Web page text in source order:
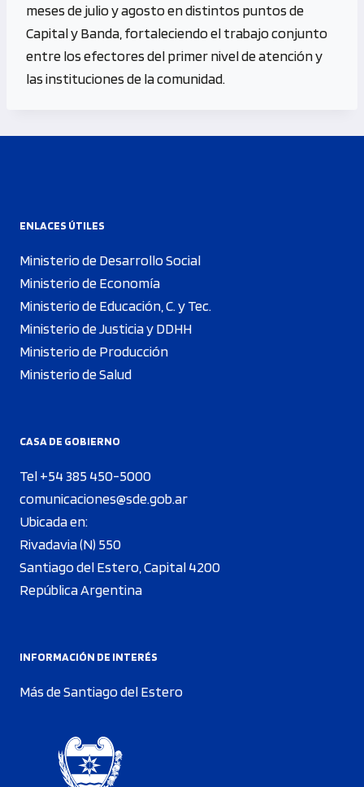
meses de julio y agosto en distintos puntos de
Capital y Banda, fortaleciendo el trabajo conjunto
entre los efectores del primer nivel de atención y
las instituciones de la comunidad.
ENLACES ÚTILES
Ministerio de Desarrollo Social
Ministerio de Economía
Ministerio de Educación, C. y Tec.
Ministerio de Justicia y DDHH
Ministerio de Producción
Ministerio de Salud
CASA DE GOBIERNO
Tel +54 385 450-5000
comunicaciones@sde.gob.ar
Ubicada en:
Rivadavia (N) 550
Santiago del Estero, Capital 4200
República Argentina
INFORMACIÓN DE INTERÉS
Más de Santiago del Estero